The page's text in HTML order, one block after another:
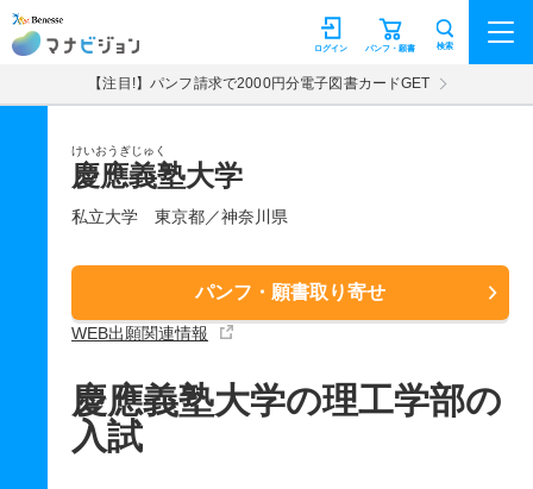
マナビジョン パンフ・願書
ログイン 検索
【注目!】パンフ請求で2000円分電子図書カードGET
けいおうぎじゅく
慶應義塾大学
私立大学 東京都／神奈川県
パンフ・願書取り寄せ
WEB出願関連情報
慶應義塾大学の理工学部の
入試